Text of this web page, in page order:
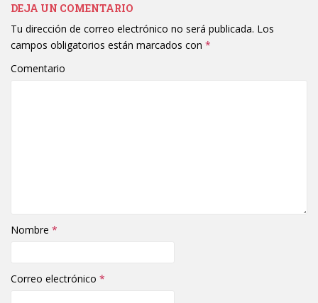
DEJA UN COMENTARIO
Tu dirección de correo electrónico no será publicada. Los
campos obligatorios están marcados con *
Comentario
Nombre *
Correo electrónico *